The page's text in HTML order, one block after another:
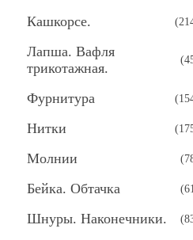
Кашкорсе. (
Лапша. Вафля
трикотажная.
(
Фурнитура (
Нитки (
Молнии (
Бейка. Обтачка (
Шнуры. Наконечники. (